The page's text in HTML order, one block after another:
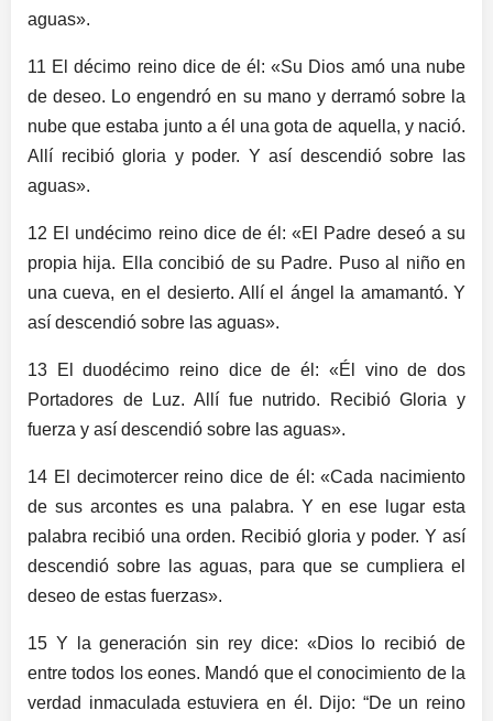
aguas».
11 El décimo reino dice de él: «Su Dios amó una nube
de deseo. Lo engendró en su mano y derramó sobre la
nube que estaba junto a él una gota de aquella, y nació.
Allí recibió gloria y poder. Y así descendió sobre las
aguas».
12 El undécimo reino dice de él: «El Padre deseó a su
propia hija. Ella concibió de su Padre. Puso al niño en
una cueva, en el desierto. Allí el ángel la amamantó. Y
así descendió sobre las aguas».
13 El duodécimo reino dice de él: «Él vino de dos
Portadores de Luz. Allí fue nutrido. Recibió Gloria y
fuerza y ​​así descendió sobre las aguas».
14 El decimotercer reino dice de él: «Cada nacimiento
de sus arcontes es una palabra. Y en ese lugar esta
palabra recibió una orden. Recibió gloria y poder. Y así
descendió sobre las aguas, para que se cumpliera el
deseo de estas fuerzas».
15 Y la generación sin rey dice: «Dios lo recibió de
entre todos los eones. Mandó que el conocimiento de la
verdad inmaculada estuviera en él. Dijo: “De un reino